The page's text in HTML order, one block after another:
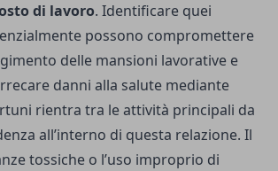
di lavoro. Identificare quei
possono compromettere
delle mansioni lavorative e
danni alla salute mediante
rientra tra le attività principali da
all’interno di questa relazione. Il
tossiche o l’uso improprio di